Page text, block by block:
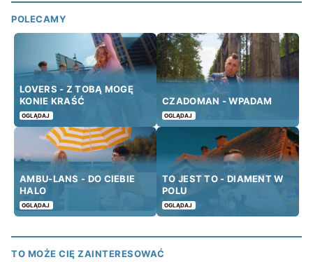
POLECAMY
LOVERS - Z TOBĄ MOGĘ
KONIE KRAŚĆ
OGLĄDAJ
CZADOMAN - WPADAM
OGLĄDAJ
AMBU-LANS - DO CIEBIE
HALO
OGLĄDAJ
TO JEST TO - DIAMENT W
POLU
OGLĄDAJ
TO MOŻE CIĘ ZAINTERESOWAĆ